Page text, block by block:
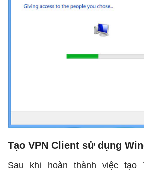
Tạo VPN Client sử dụng
Sau khi hoàn thành việc tạo